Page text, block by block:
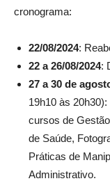
cronograma:
22/08/2024:
22 a 26/08/2024:
27 a 30 de
19h10 às
cursos de
de Saúde,
Práticas de
Administrativo.